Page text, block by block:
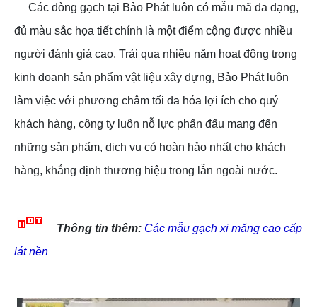
Các dòng gạch tại Bảo Phát luôn có mẫu mã đa dạng,
đủ màu sắc họa tiết chính là một điểm cộng được nhiều
người đánh giá cao. Trải qua nhiều năm hoạt động trong
kinh doanh sản phẩm vật liệu xây dựng, Bảo Phát luôn
làm việc với phương châm tối đa hóa lợi ích cho quý
khách hàng, công ty luôn nỗ lực phấn đấu mang đến
những sản phẩm, dịch vụ có hoàn hảo nhất cho khách
hàng, khẳng định thương hiệu trong lẫn ngoài nước.
Thông tin thêm: Các mẫu gạch xi măng cao cấp
lát nền